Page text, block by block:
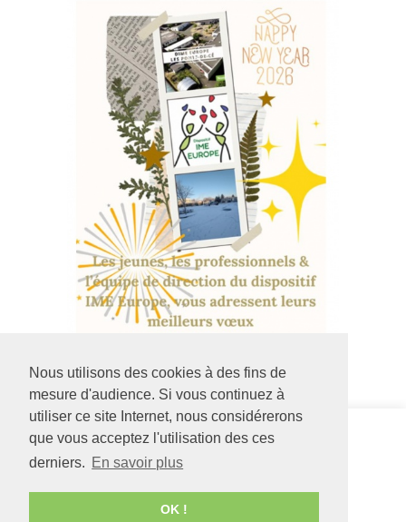
Nous utilisons des cookies à des fins de
mesure d'audience. Si vous continuez à
utiliser ce site Internet, nous considérerons
que vous acceptez l'utilisation des ces
derniers. En savoir plus
OK !
Siège social
-BP 71857
01
02 41 68 98 50
DIME Europe
PONTS DE CÉ